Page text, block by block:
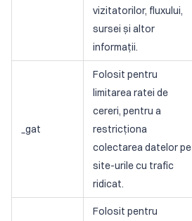
vizitatorilor, fluxului,
sursei și altor
informații.
_gat
Folosit pentru
limitarea ratei de
cereri, pentru a
restricționa
colectarea datelor pe
site-urile cu trafic
ridicat.
Folosit pentru